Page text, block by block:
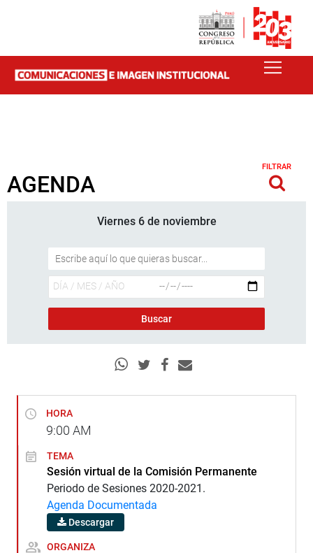
AGENDA
FILTRAR
Viernes 6 de noviembre
HORA
9:00 AM
TEMA
Sesión virtual de la Comisión Permanente
Periodo de Sesiones 2020-2021.
Agenda Documentada
Descargar
ORGANIZA